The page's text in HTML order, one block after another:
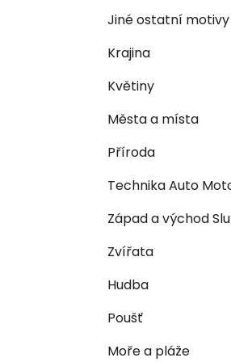
Jiné ostatní motivy
Krajina
Květiny
Města a místa
Příroda
Technika Auto
Západ a východ
Zvířata
Hudba
Poušť
Moře a pláže